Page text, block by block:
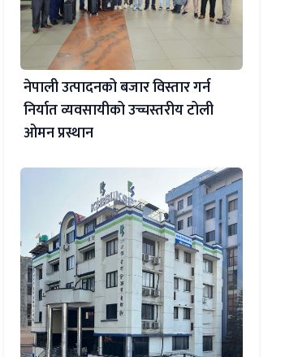
नेपाली उत्पादनको बजार विस्तार गर्न
निर्यात व्यवसायीको उच्चस्तरीय टोली
ओमन प्रस्थान